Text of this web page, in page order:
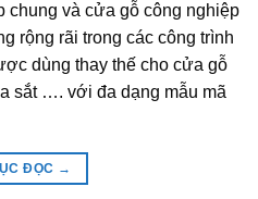
chung và cửa gỗ công nghiệp
rộng rãi trong các công trình
dùng thay thế cho cửa gỗ
sắt …. với đa dạng mẫu mã
ĐỌC →